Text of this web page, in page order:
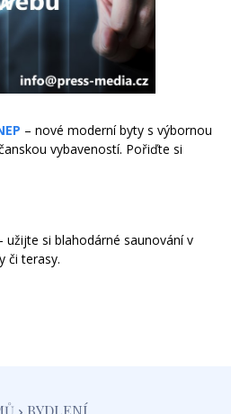
– nové moderní byty s výbornou
vybaveností. Pořiďte si
užijte si blahodárné saunování v
či terasy.